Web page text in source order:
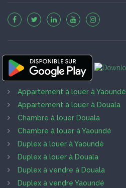
Appartement à louer à Yaoundé
Appartement à louer à Douala
Chambre à louer Douala
Chambre à louer à Yaoundé
Duplex à louer à Yaoundé
Duplex à louer à Douala
Duplex à vendre à Douala
Duplex à vendre Yaoundé